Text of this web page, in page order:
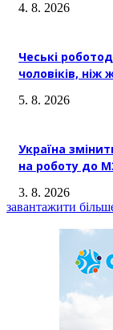
4. 8. 2026
Чеські
чоловіків, ніж
5. 8. 2026
Україна
на роботу до
3. 8. 2026
завантажити